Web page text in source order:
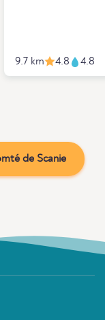
9.7 km 4.8 4.8
de Scanie